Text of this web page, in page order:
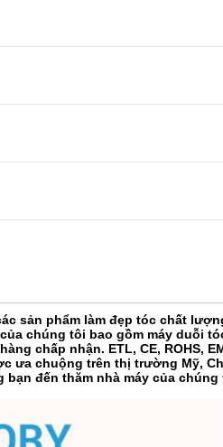
sản phẩm làm đẹp tóc chất
chúng tôi bao gồm máy duỗi
chấp nhận. ETL, CE, ROHS,
ưa chuộng trên thị trường Mỹ,
đến thăm nhà máy của